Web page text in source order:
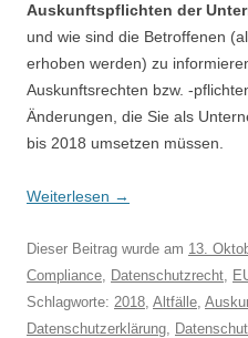
Auskunftspflichten der
und wie sind die Betroffenen
erhoben werden) zu
Auskunftsrechten bzw. -
Änderungen, die Sie als
bis 2018 umsetzen müssen.
Weiterlesen →
Dieser Beitrag wurde am 13.
Compliance, Datenschutzrecht,
Schlagworte: 2018, Altfälle,
Datenschutzerklärung,